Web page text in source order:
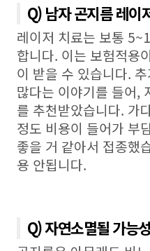
Q) 남자 곤지름 레이
레이저 치료는 보통
합니다. 이는 보험적용
이 받을 수 있습니다.
많다는 이야기를 들어,
를 추천받았습니다. 가
정도 비용이 들어가 부
좋을 거 같아서 접종했
용 안됩니다.
Q) 자연소멸될 가능